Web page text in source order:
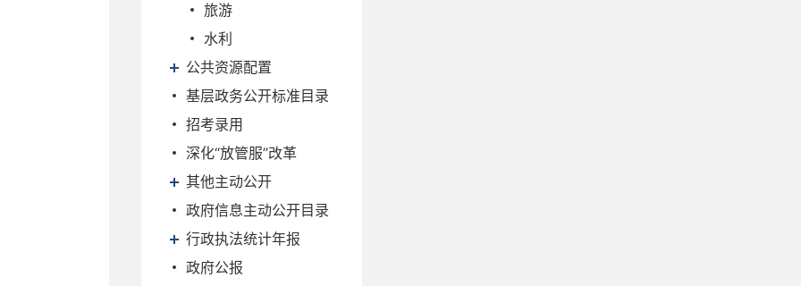
旅游
水利
公共资源配置
基层政务公开标准目录
招考录用
深化“放管服”改革
其他主动公开
政府信息主动公开目录
行政执法统计年报
政府公报